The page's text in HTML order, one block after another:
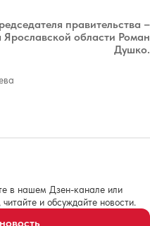
правительства –
области Роман
Душко.
в нашем Дзен-канале или
и обсуждайте новости.